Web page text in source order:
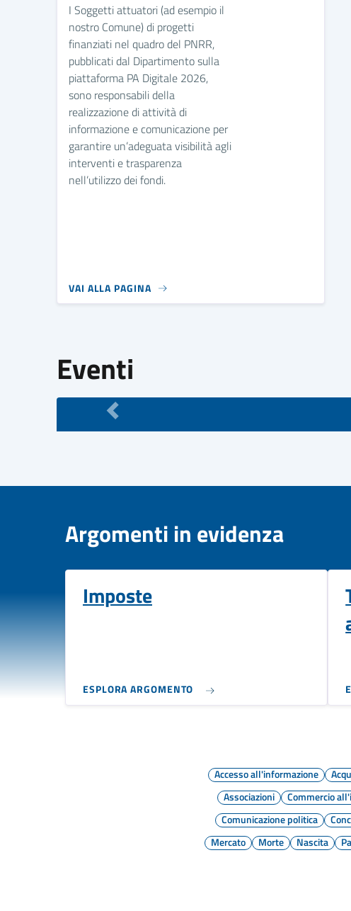
I Soggetti attuatori (ad esempio il
nostro Comune) di progetti
finanziati nel quadro del PNRR,
pubblicati dal Dipartimento sulla
piattaforma PA Digitale 2026,
sono responsabili della
realizzazione di attività di
informazione e comunicazione per
garantire un’adeguata visibilità agli
interventi e trasparenza
nell’utilizzo dei fondi.
VAI ALLA PAGINA
Eventi
Argomenti in evidenza
Imposte
ESPLORA ARGOMENTO
Accesso all'informazione
Associazioni
Commercio
Comunicazione politica
Mercato
Morte Nascita